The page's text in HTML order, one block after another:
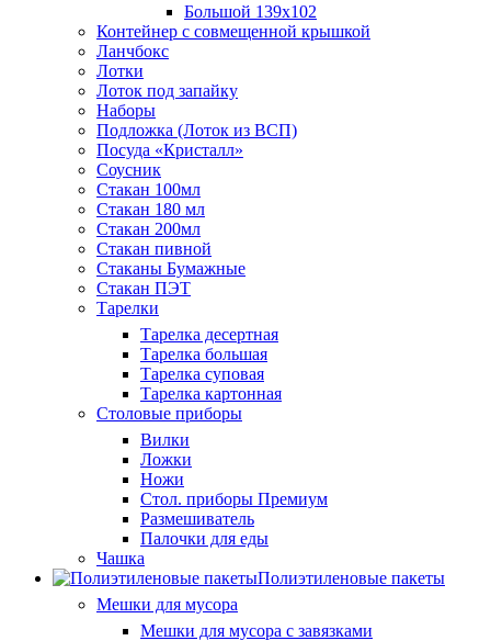
Большой 139х102
Контейнер с совмещенной крышкой
Ланчбокс
Лотки
Лоток под запайку
Наборы
Подложка (Лоток из ВСП)
Посуда «Кристалл»
Соусник
Стакан 100мл
Стакан 180 мл
Стакан 200мл
Стакан пивной
Стаканы Бумажные
Стакан ПЭТ
Тарелки
Тарелка десертная
Тарелка большая
Тарелка суповая
Тарелка картонная
Столовые приборы
Вилки
Ложки
Ножи
Стол. приборы Премиум
Размешиватель
Палочки для еды
Чашка
Полиэтиленовые пакеты
Мешки для мусора
Мешки для мусора с завязками